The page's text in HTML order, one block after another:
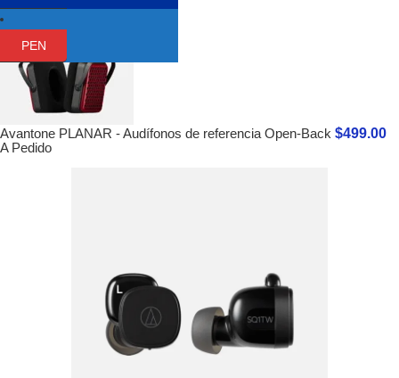
Avantone PLANAR - Audífonos de referencia Open-Back $499.00
A Pedido
PEN